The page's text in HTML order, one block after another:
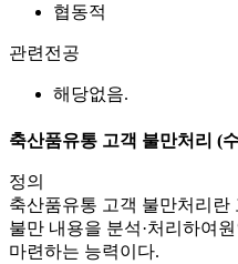
협동적
관련전공
해당없음.
축산품유통 고객 불만처리 (
정의
축산품유통 고객 불만처리란
불만 내용을 분석·처리하여
마련하는 능력이다.